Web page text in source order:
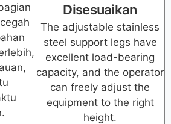
Disesuaikan
The adjustable stainless
steel support legs have
excellent load-bearing
capacity, and the operator
can freely adjust the
equipment to the right
height.